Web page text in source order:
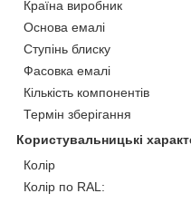
Країна виробник
Основа емалі
Ступінь блиску
Фасовка емалі
Кількість компонентів
Термін зберігання
Користувальницькі
Колір
Колір по RAL: